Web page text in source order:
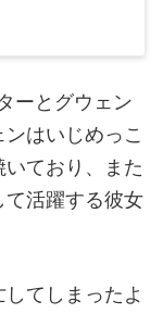
ーとグウェン
はいじめっこ
ており、また
て活躍する彼女
てしまったよ